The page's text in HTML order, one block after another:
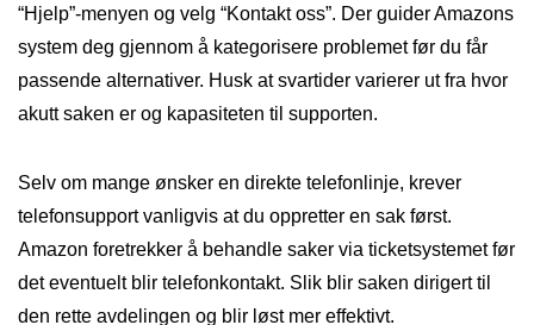
“Hjelp”-menyen og velg “Kontakt oss”. Der guider Amazons
system deg gjennom å kategorisere problemet før du får
passende alternativer. Husk at svartider varierer ut fra hvor
akutt saken er og kapasiteten til supporten.
Selv om mange ønsker en direkte telefonlinje, krever
telefonsupport vanligvis at du oppretter en sak først.
Amazon foretrekker å behandle saker via ticketsystemet før
det eventuelt blir telefonkontakt. Slik blir saken dirigert til
den rette avdelingen og blir løst mer effektivt.